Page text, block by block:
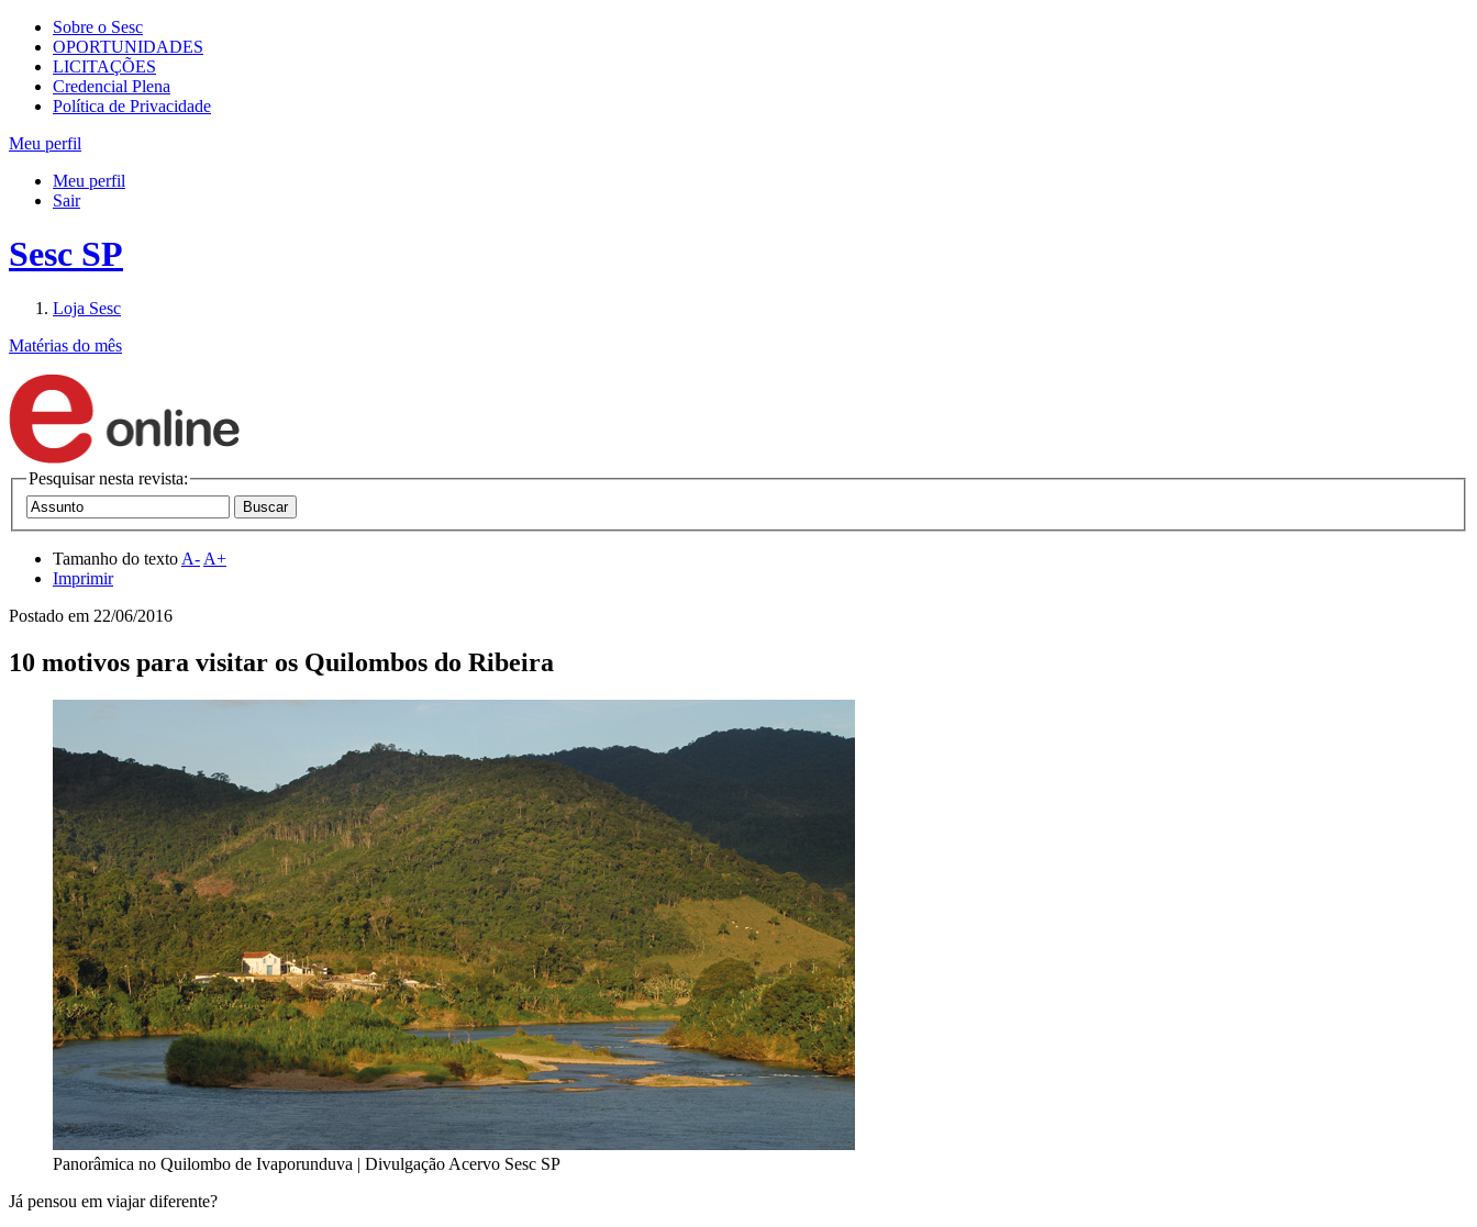
Sobre o Sesc
OPORTUNIDADES
LICITAÇÕES
Credencial Plena
Política de Privacidade
Meu perfil
Meu perfil
Sair
Sesc SP
Loja Sesc
Matérias do mês
Pesquisar nesta revista:
Tamanho do texto A- A+
Imprimir
Postado em 22/06/2016
10 motivos para visitar os Quilombos do Ribeira
Panorâmica no Quilombo de Ivaporunduva | Divulgação Acervo Sesc SP
Já pensou em viajar diferente?